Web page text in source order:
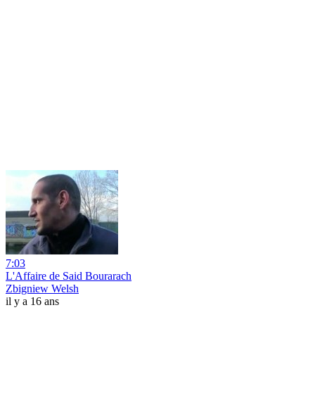
7:03
L'Affaire de Said Bourarach
Zbigniew Welsh
il y a 16 ans